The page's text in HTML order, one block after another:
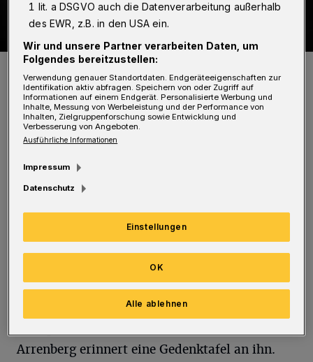
Reichsgerichtspräsident Dr. Walter Simons aus Elberfeld (1861 -
1937) vertrat zwischen dem Tod Friedrich Eberts am 28. Februar
1925 und dem Amtsantritt Hindenburgs am 12. Mai 1925 den
Reichspräsidenten als Staatsoberhaupt des Deutschen Reiches.
Foto: Bundesarchiv, Bild 102-12279 / CC-BY-SA 3.0
zwischen dem Tod Friedrich Eberts am 28.
Februar 1925 und dem Amtsantritt
Hindenburgs am 12. Mai 1925 den
Reichspräsidenten als Staatsoberhaupt des
Deutschen Reiches – wenn auch nur für
Arrenberg erinnert eine Gedenktafel an ihn.
1 lit. a DSGVO auch die Datenverarbeitung außerhalb
des EWR, z.B. in den USA ein.
Wir und unsere Partner verarbeiten Daten, um
Folgendes bereitzustellen:
Verwendung genauer Standortdaten. Endgeräteeigenschaften zur
Identifikation aktiv abfragen. Speichern von oder Zugriff auf
Informationen auf einem Endgerät. Personalisierte Werbung und
Inhalte, Messung von Werbeleistung und der Performance von
Inhalten, Zielgruppenforschung sowie Entwicklung und
Verbesserung von Angeboten.
Ausführliche Informationen
Impressum
Datenschutz
Einstellungen
Alle ablehnen
OK